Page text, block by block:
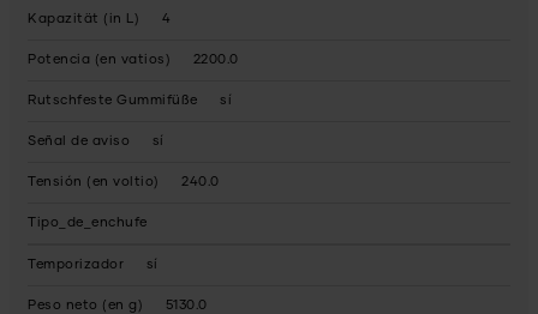
Kapazität (in L) 4
Potencia (en vatios) 2200.0
Rutschfeste Gummifüße sí
Señal de aviso sí
Tensión (en voltio) 240.0
Tipo_de_enchufe
Temporizador sí
Peso neto (en g) 5130.0